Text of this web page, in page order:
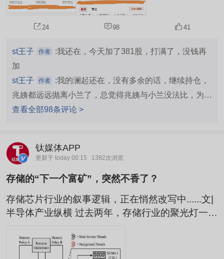
希望这一天早点到来！以下为普通账户、信用账户
持仓澜起科技情况！
24 98 41
st王子 作者 :我还在，今天加了381股，打满了，没钱再
加
st王子
作者 :我的澜起还在，没有多余的话，继续持仓，
兆姨都远远抛离小兰了，总觉得兆姨与小兰没法比，为什
么股价高小兰那么多？昨天公布小兰又纳入新指数，又会
查看全部98条评论 >
钛媒体APP
更新于 today 00:15 1382次浏览
存储的“下一个富矿”，突然不香了？
存储芯片行业的叙事逻辑，正在悄然改写中......文|
半导体产业纵横 过去两年，存储行业的聚光灯一直
让高带宽内存成了半导体行业最炙手可热的赛道，
价格一路攀升，产能供不应求。但进入2026年，另